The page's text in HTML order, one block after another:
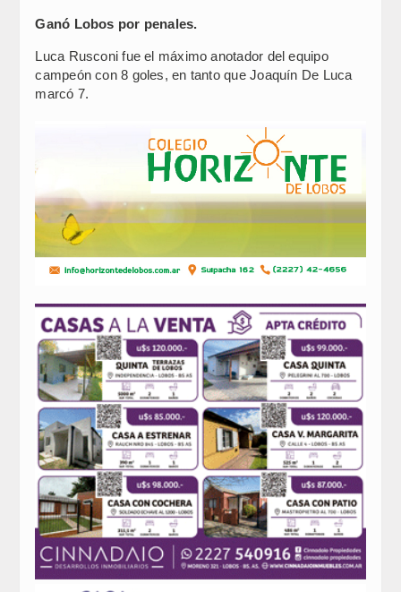
Ganó Lobos por penales.
Luca Rusconi fue el máximo anotador del equipo
campeón con 8 goles, en tanto que Joaquín De Luca
marcó 7.